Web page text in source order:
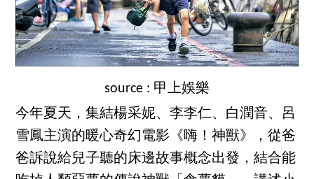
source : 甲上娛樂
今年夏天，集結楊采妮、李李仁、白潤音、呂
雪鳳主演的暖心奇幻電影《嗨！神獸》，從爸
爸訴說給兒子聽的床邊故事概念出發，結合能